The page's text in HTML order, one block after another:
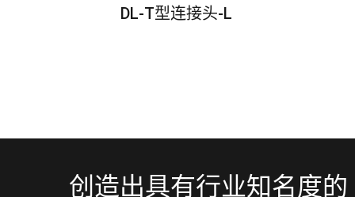
DL-T型连接头-L
创造出具有行业知名度